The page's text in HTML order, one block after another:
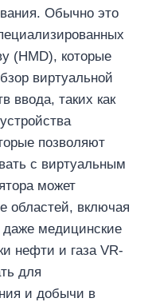
Обычно это
(HMD), которые
виртуальной
ввода, таких как
позволяют
с виртуальным
может
областей, включая
даже медицинские
нефти и газа VR-
для
и добычи в